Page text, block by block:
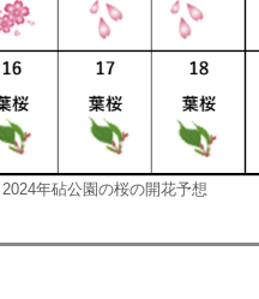
2024年砧公園の桜の開花予想